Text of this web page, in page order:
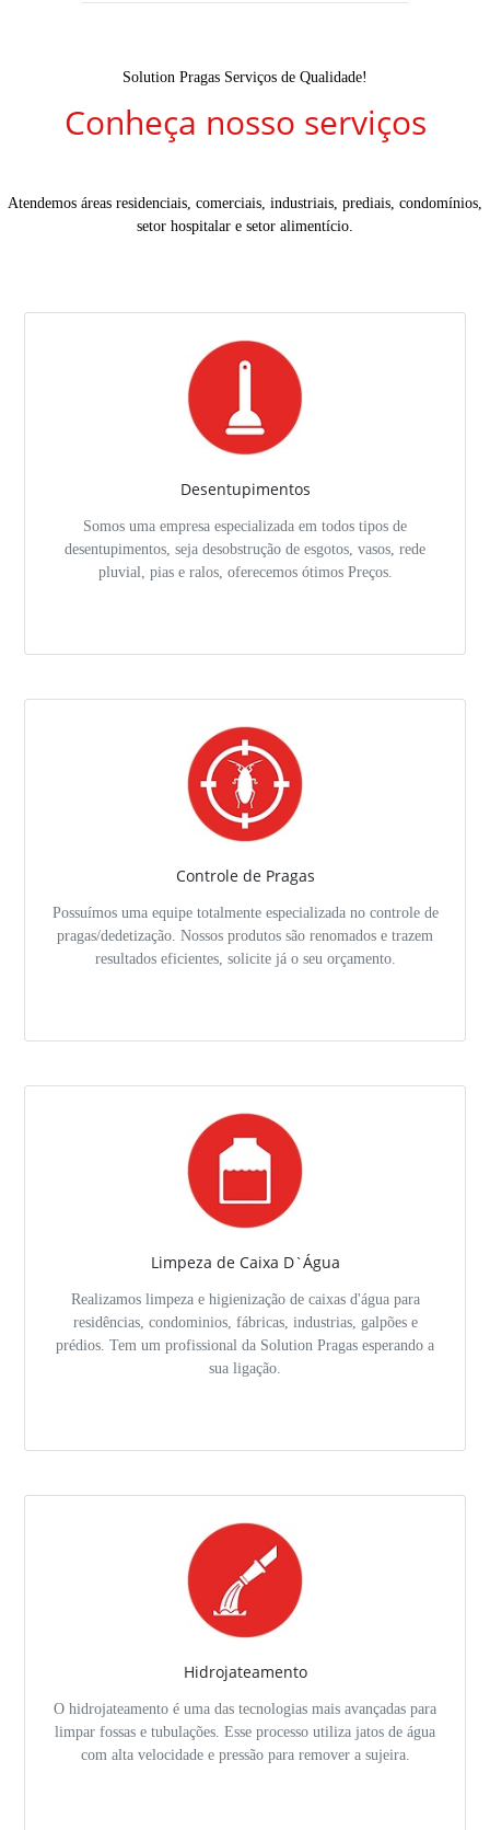
Solution Pragas Serviços de Qualidade!
Conheça nosso serviços
Atendemos áreas residenciais, comerciais, industriais, prediais, condomínios,
setor hospitalar e setor alimentício.
Desentupimentos
Somos uma empresa especializada em todos tipos de
desentupimentos, seja desobstrução de esgotos, vasos, rede
pluvial, pias e ralos, oferecemos ótimos Preços.
Controle de Pragas
Possuímos uma equipe totalmente especializada no controle de
pragas/dedetização. Nossos produtos são renomados e trazem
resultados eficientes, solicite já o seu orçamento.
Limpeza de Caixa D`Água
Realizamos limpeza e higienização de caixas d'água para
residências, condominios, fábricas, industrias, galpões e
prédios. Tem um profissional da Solution Pragas esperando a
sua ligação.
Hidrojateamento
O hidrojateamento é uma das tecnologias mais avançadas para
limpar fossas e tubulações. Esse processo utiliza jatos de água
com alta velocidade e pressão para remover a sujeira.